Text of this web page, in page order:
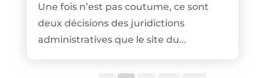
Une fois n’est pas coutume, ce sont
deux décisions des juridictions
administratives que le site du...